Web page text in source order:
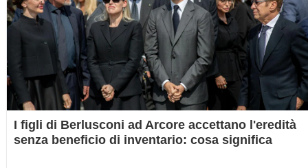
I figli di Berlusconi ad Arcore accettano l'eredità
senza beneficio di inventario: cosa significa